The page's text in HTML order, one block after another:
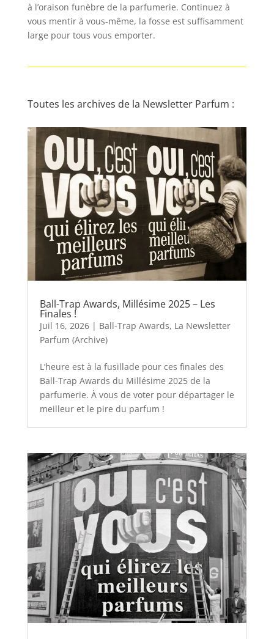
à l’oraison funèbre de la parfumerie. Continuez à
vous mentir à vous-même, la fosse est suffisamment
large pour tous vous emporter.
Toutes les archives de la Newsletter Parfum :
Ball-Trap Awards, Millésime 2025 – Les
Finales !
Juil 16, 2026| Ball-Trap Awards, La Newsletter
Parfum (Archive)
L’heure est à la fusillade pour ces finales des
Ball-Trap Awards du Millésime 2025 de la
parfumerie. À vous de voter pour départager le
meilleur et le pire du parfum !